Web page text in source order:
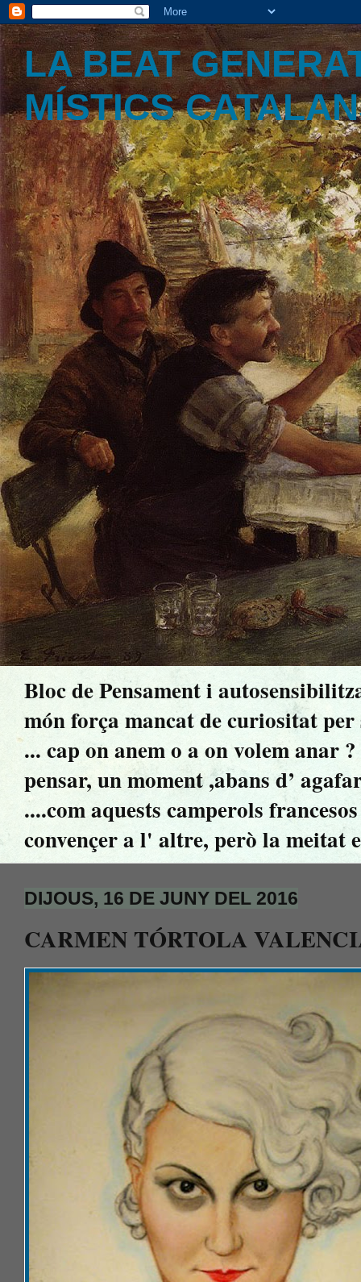
LA BEAT
MÍSTICS
Bloc de Pensament i
món força mancat de curiositat per
... cap on anem o a on volem anar
pensar, un moment ,abans d’
....com aquests camperols
convençer a l' altre, però la meitat
DIJOUS, 16 DE JUNY DEL 2016
CARMEN TÓRTOLA